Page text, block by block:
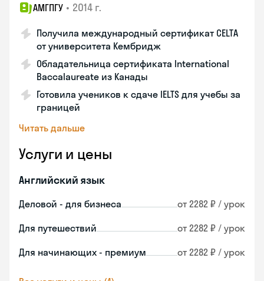
АМГПГУ • 2014 г.
Получила международный сертификат CELTA
от университета Кембридж
Обладательница сертификата International
Baccalaureate из Канады
Готовила учеников к сдаче IELTS для учебы за
границей
Читать дальше
Услуги и цены
Английский язык
Деловой - для бизнеса от 2282 ₽ / урок
Для путешествий от 2282 ₽ / урок
Для начинающих - премиум от 2282 ₽ / урок